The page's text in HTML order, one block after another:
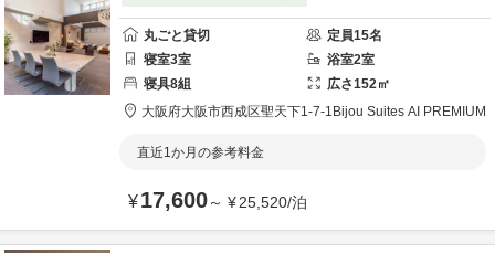
丸ごと貸切 定員15名
寝室3室 浴室2室
寝具8組 広さ152㎡
大阪府大阪市西成区聖天下1-7-1 Bijou Suites AI PREMIUM
直近1か月の参考料金
¥17,600～ ¥25,520/泊